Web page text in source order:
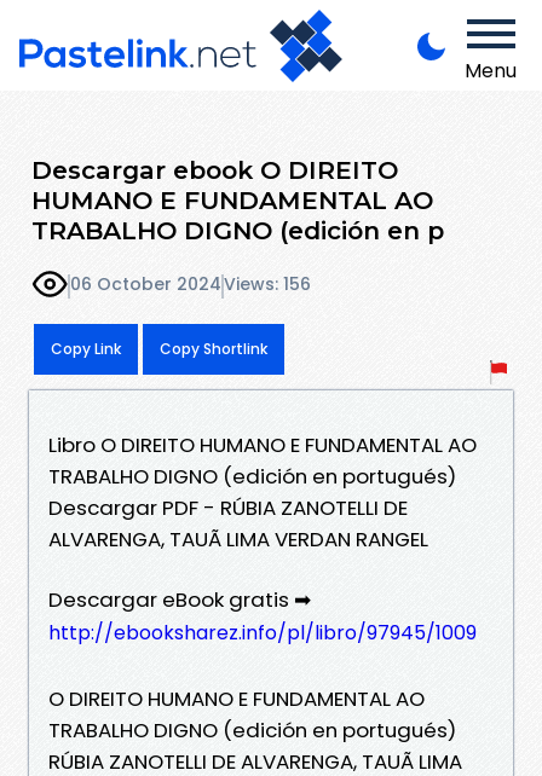
Menu
Descargar ebook O DIREITO
HUMANO E FUNDAMENTAL AO
TRABALHO DIGNO (edición en p
06 October 2024Views: 156
Copy Link Copy Shortlink
Libro O DIREITO HUMANO E FUNDAMENTAL AO
TRABALHO DIGNO (edición en portugués)
Descargar PDF - RÚBIA ZANOTELLI DE
ALVARENGA, TAUÃ LIMA VERDAN RANGEL
Descargar eBook gratis ➡
http://ebooksharez.info/pl/libro/97945/1009
O DIREITO HUMANO E FUNDAMENTAL AO
TRABALHO DIGNO (edición en portugués)
RÚBIA ZANOTELLI DE ALVARENGA, TAUÃ LIMA